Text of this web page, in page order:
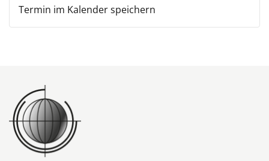
Termin im Kalender speichern